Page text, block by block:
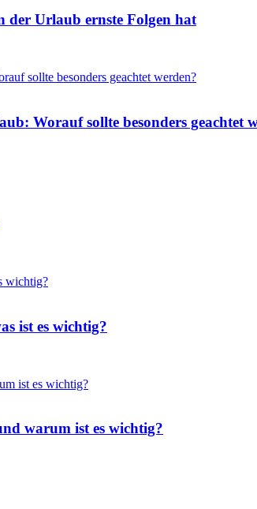
der Urlaub ernste Folgen hat
Worauf sollte besonders geachtet
ist es wichtig?
warum ist es wichtig?